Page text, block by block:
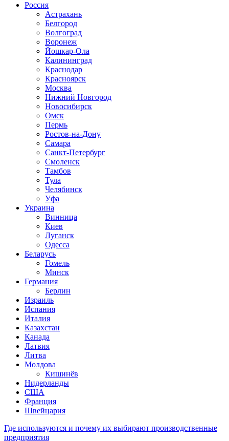
Россия
Астрахань
Белгород
Волгоград
Воронеж
Йошкар-Ола
Калининград
Краснодар
Красноярск
Москва
Нижний Новгород
Новосибирск
Омск
Пермь
Ростов-на-Дону
Самара
Санкт-Петербург
Смоленск
Тамбов
Тула
Челябинск
Уфа
Украина
Винница
Киев
Луганск
Одесса
Беларусь
Гомель
Минск
Германия
Берлин
Израиль
Испания
Италия
Казахстан
Канада
Латвия
Литва
Молдова
Кишинёв
Нидерланды
США
Франция
Швейцария
Где используются и почему их выбирают производственные
предприятия